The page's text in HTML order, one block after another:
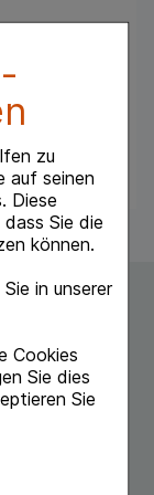
zu
auf seinen
Diese
Sie die
können.
in unserer
Cookies
Sie dies
Sie
zur
beim